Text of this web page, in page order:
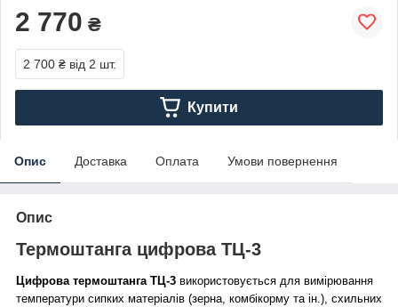
2 770 ₴
2 700 ₴ від 2 шт.
Купити
Опис Доставка Оплата Умови повернення
Опис
Термоштанга цифрова ТЦ-3
Цифрова термоштанга ТЦ-3 використовується для вимірювання
температури сипких матеріалів (зерна, комбікорму та ін.), схильних